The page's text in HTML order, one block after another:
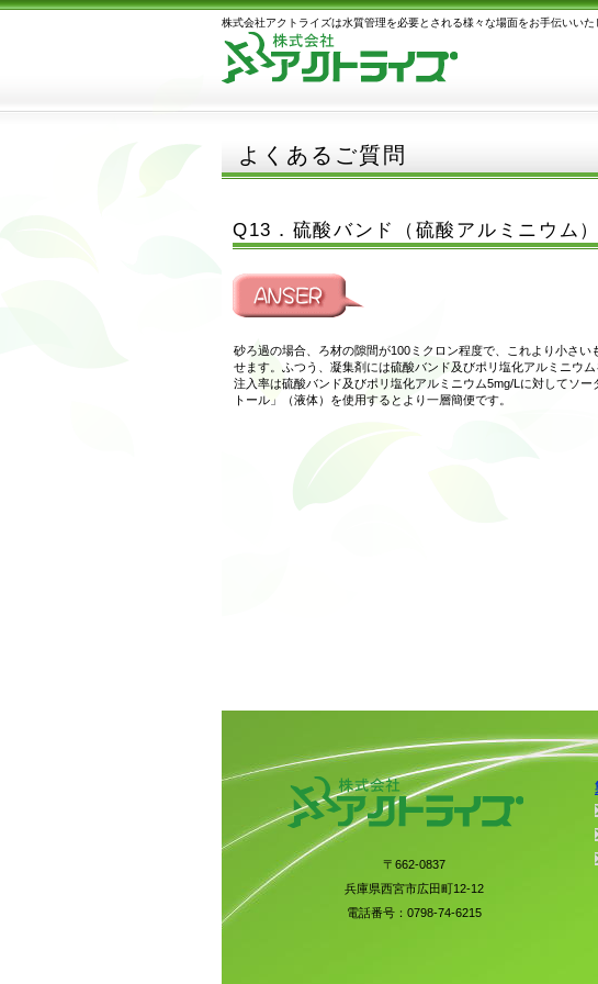
株式会社アクトライズは水質管理を必要とされる様々な場面をお手伝いいた
よくあるご質問
Q13．硫酸バンド（硫酸アルミニウム
砂ろ過の場合、ろ材の隙間が100ミクロン程度で、これより小さ
せます。ふつう、凝集剤には硫酸バンド及びポリ塩化アルミニウ
注入率は硫酸バンド及びポリ塩化アルミニウム5mg/Lに対してソ
トール」（液体）を使用するとより一層簡便です。
〒662-0837
兵庫県西宮市広田町12-12
電話番号：0798-74-6215